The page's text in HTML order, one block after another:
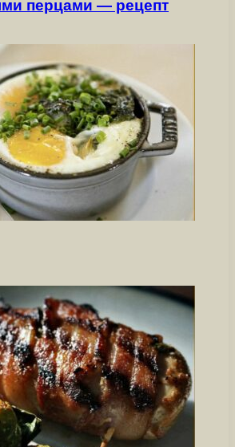
перцами — рецепт